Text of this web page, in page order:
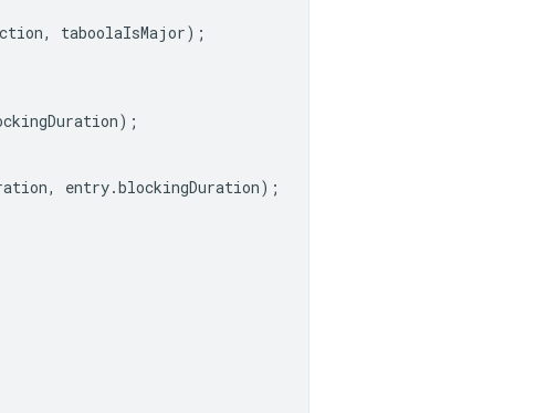
, taboolaIsMajor);
);
, entry.blockingDuration);